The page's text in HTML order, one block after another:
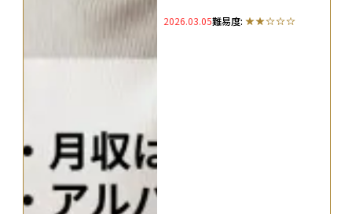
範囲を解説
2026.03.05難易度: